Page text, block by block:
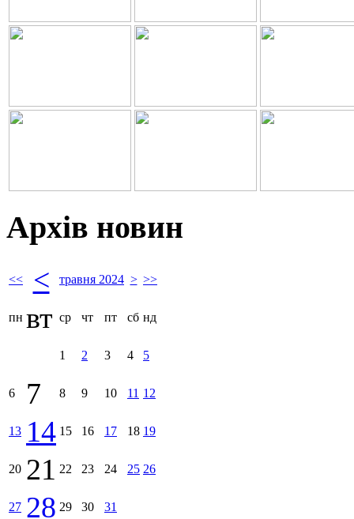
Архів новин
<< < травня 2024 > >>
пн вт ср чт пт сб нд
1 2 3 4 5
6 7 8 9 10 11 12
13 14 15 16 17 18 19
20 21 22 23 24 25 26
27 28 29 30 31